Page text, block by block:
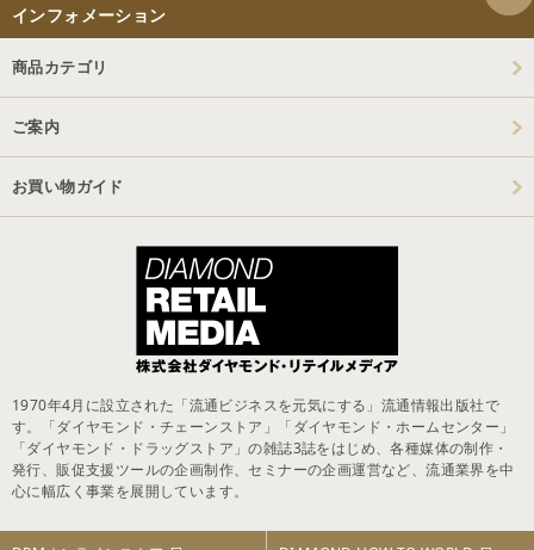
インフォメーション
商品カテゴリ
ご案内
お買い物ガイド
1970年4月に設立された「流通ビジネスを元気にする」流通情報出版社で
す。「ダイヤモンド・チェーンストア」「ダイヤモンド・ホームセンター」
「ダイヤモンド・ドラッグストア」の雑誌3誌をはじめ、各種媒体の制作・
発行、販促支援ツールの企画制作、セミナーの企画運営など、流通業界を中
心に幅広く事業を展開しています。